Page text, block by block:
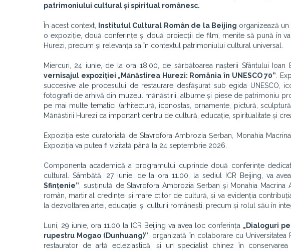
patrimoniului cultural și spiritual românesc.
În acest context, Institutul Cultural Român de la Beijing organizează
o expoziție, două conferințe și două proiecții de film, menite să pună în
Hurezi, precum și relevanța sa în contextul patrimoniului cultural universal.
Miercuri, 24 iunie, de la ora 18.00, de sărbătoarea nașterii Sfântului
vernisajul expoziției „Mănăstirea Hurezi: România în UNESCO 70” .
succesive ale procesului de restaurare desfășurat sub egida UNESCO,
fotografii de arhivă din muzeul mănăstirii, albume și piese de patrimoniu
pe mai multe tematici (arhitectură, iconostas, ornamente, pictură,
Mănăstirii Hurezi ca important centru de cultură, educație, spiritualitate și
Expoziția este curatoriată de Stavrofora Ambrozia Șerban, Monahia
Expoziția va putea fi vizitată până la 24 septembrie 2026.
Componenta academică a programului cuprinde două conferințe
cultural. Sâmbătă, 27 iunie, de la ora 11.00, la sediul ICR Beijing, va
Sfințenie” , susținută de Stavrofora Ambrozia Șerban și Monahia
român, martir al credinței și mare ctitor de cultură, și va evidenția
la dezvoltarea artei, educației și culturii românești, precum și rolul său în
Luni, 29 iunie, ora 11.00 la ICR Beijing va avea loc conferința „Dialoguri
rupestru Mogao (Dunhuang)” , organizată în colaborare cu
restaurator de artă ecleziastică, și un specialist chinez în